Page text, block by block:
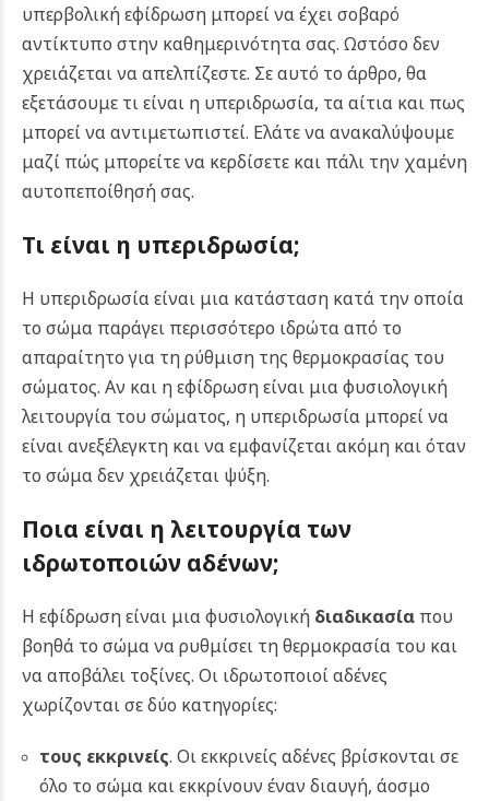
υπερβολική εφίδρωση μπορεί να έχει σοβαρό
αντίκτυπο στην καθημερινότητα σας. Ωστόσο δεν
χρειάζεται να απελπίζεστε. Σε αυτό το άρθρο, θα
εξετάσουμε τι είναι η υπεριδρωσία, τα αίτια και πως
μπορεί να αντιμετωπιστεί. Ελάτε να ανακαλύψουμε
μαζί πώς μπορείτε να κερδίσετε και πάλι την χαμένη
αυτοπεποίθησή σας.
Τι είναι η υπεριδρωσία;
Η υπεριδρωσία είναι μια κατάσταση κατά την οποία
το σώμα παράγει περισσότερο ιδρώτα από το
απαραίτητο για τη ρύθμιση της θερμοκρασίας του
σώματος. Αν και η εφίδρωση είναι μια φυσιολογική
λειτουργία του σώματος, η υπεριδρωσία μπορεί να
είναι ανεξέλεγκτη και να εμφανίζεται ακόμη και όταν
το σώμα δεν χρειάζεται ψύξη.
Ποια είναι η λειτουργία των
ιδρωτοποιών αδένων;
Η εφίδρωση είναι μια φυσιολογική διαδικασία που
βοηθά το σώμα να ρυθμίσει τη θερμοκρασία του και
να αποβάλει τοξίνες. Οι ιδρωτοποιοί αδένες
χωρίζονται σε δύο κατηγορίες:
τους εκκρινείς. Οι εκκρινείς αδένες βρίσκονται σε
όλο το σώμα και εκκρίνουν έναν διαυγή, άοσμο